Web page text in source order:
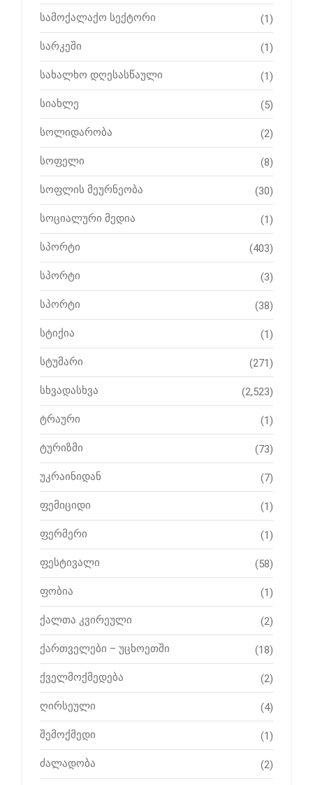
სამოქალაქო სექტორი (1)
სარკეში (1)
სახალხო დღესასწაული (1)
სიახლე (5)
სოლიდარობა (2)
სოფელი (8)
სოფლის მეურნეობა (30)
სოციალური მედია (1)
სპორტი (403)
სპორტი (3)
სპორტი (38)
სტიქია (1)
სტუმარი (271)
სხვადასხვა (2,523)
ტრაური (1)
ტურიზმი (73)
უკრაინიდან (7)
ფემიციდი (1)
ფერმერი (1)
ფესტივალი (58)
ფობია (1)
ქალთა კვირეული (2)
ქართველები – უცხოეთში (18)
ქველმოქმედება (2)
ღირსეული (4)
შემოქმედი (1)
ძალადობა (2)